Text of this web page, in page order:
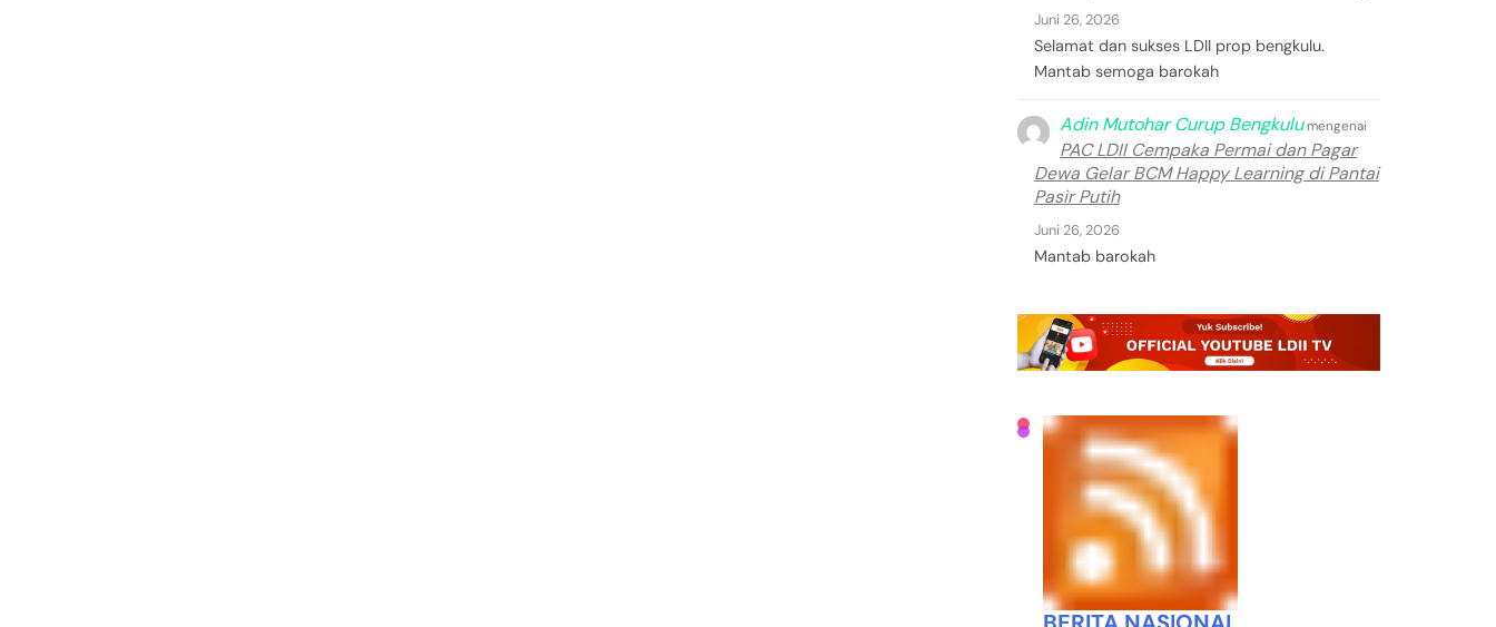
Juni 26, 2026
Selamat dan sukses LDII prop bengkulu.
Mantab semoga barokah
Adin Mutohar Curup Bengkulumengenai
PAC LDII Cempaka Permai dan Pagar
Dewa Gelar BCM Happy Learning di Pantai
Pasir Putih
Juni 26, 2026
Mantab barokah